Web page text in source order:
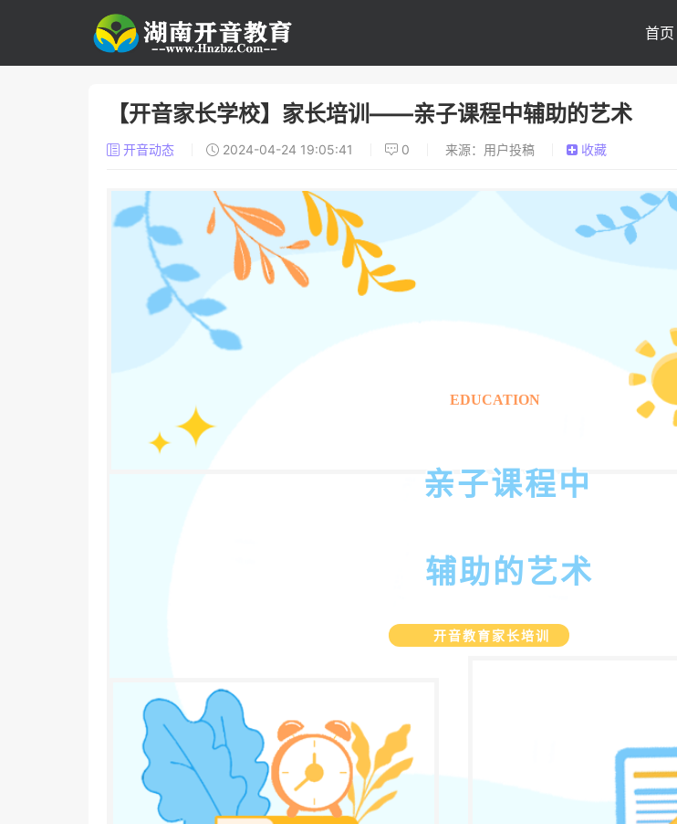
首页
【开音家长学校】家长培训——亲子课程中辅助的艺术
开音动态 2024-04-24 19:05:41 0 来源：用户投稿 收藏
EDUCATION
辅助的艺术
开音教育家长培训
亲子课程中